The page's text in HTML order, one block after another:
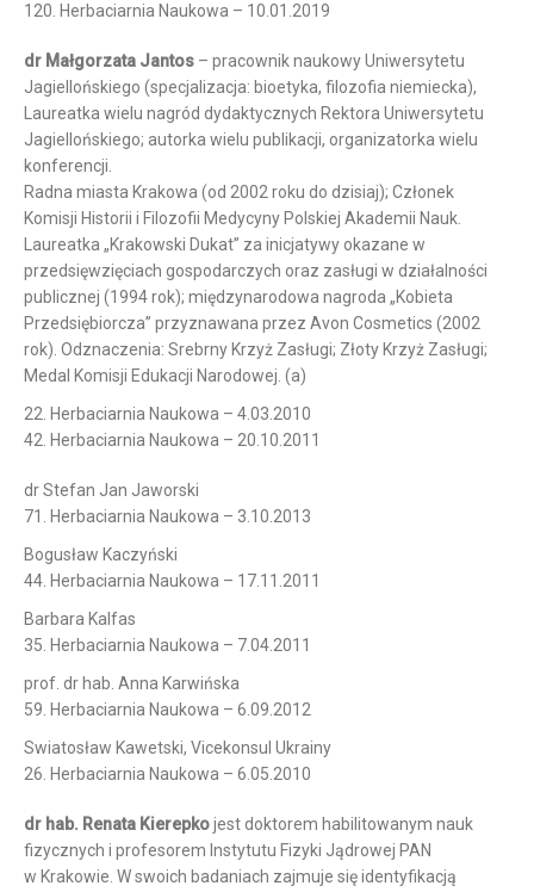
120. Herbaciarnia Naukowa – 10.01.2019
dr Małgorzata Jantos – pracownik naukowy Uniwersytetu
Jagiellońskiego (specjalizacja: bioetyka, filozofia niemiecka),
Laureatka wielu nagród dydaktycznych Rektora Uniwersytetu
Jagiellońskiego; autorka wielu publikacji, organizatorka wielu
konferencji.
Radna miasta Krakowa (od 2002 roku do dzisiaj); Członek
Komisji Historii i Filozofii Medycyny Polskiej Akademii Nauk.
Laureatka „Krakowski Dukat” za inicjatywy okazane w
przedsięwzięciach gospodarczych oraz zasługi w działalności
publicznej (1994 rok); międzynarodowa nagroda „Kobieta
Przedsiębiorcza” przyznawana przez Avon Cosmetics (2002
rok). Odznaczenia: Srebrny Krzyż Zasługi; Złoty Krzyż Zasługi;
Medal Komisji Edukacji Narodowej. (a)
22. Herbaciarnia Naukowa – 4.03.2010
42. Herbaciarnia Naukowa – 20.10.2011
dr Stefan Jan Jaworski
71. Herbaciarnia Naukowa – 3.10.2013
Bogusław Kaczyński
44. Herbaciarnia Naukowa – 17.11.2011
Barbara Kalfas
35. Herbaciarnia Naukowa – 7.04.2011
prof. dr hab. Anna Karwińska
59. Herbaciarnia Naukowa – 6.09.2012
Swiatosław Kawetski, Vicekonsul Ukrainy
26. Herbaciarnia Naukowa – 6.05.2010
dr hab. Renata Kierepkojest doktorem habilitowanym nauk
fizycznych i profesorem Instytutu Fizyki Jądrowej PAN
w Krakowie. W swoich badaniach zajmuje się identyfikacją